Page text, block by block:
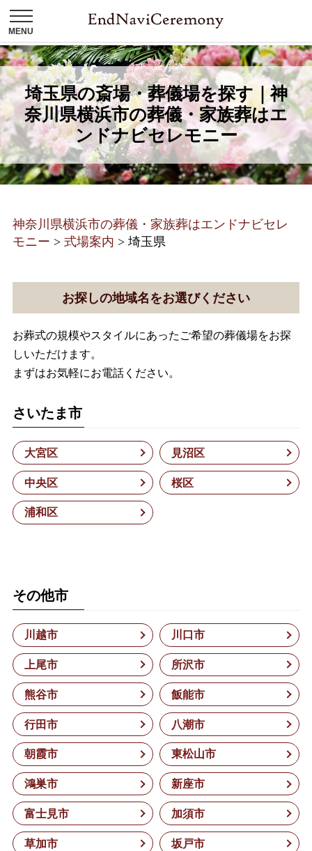
埼玉県の斎場・葬儀場を探す｜神
奈川県横浜市の葬儀・家族葬はエ
ンドナビセレモニー
神奈川県横浜市の葬儀・家族葬はエンドナビセレ
モニー > 式場案内 > 埼玉県
お探しの地域名をお選びください
お葬式の規模やスタイルにあったご希望の葬儀場をお探
しいただけます。
まずはお気軽にお電話ください。
さいたま市
大宮区 見沼区
中央区 桜区
浦和区
その他市
川越市 川口市
上尾市 所沢市
熊谷市 飯能市
行田市 八潮市
朝霞市 東松山市
鴻巣市 新座市
富士見市 加須市
草加市 坂戸市